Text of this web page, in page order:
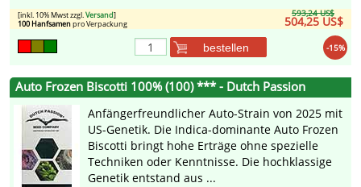
593,24 US$
504,25 US$
[inkl. 10% Mwst zzgl.Versand]
100 Hanfsamenpro Verpackung
-15%
bestellen
Auto Frozen Biscotti 100% (100) *** - Dutch Passion
Anfängerfreundlicher Auto-Strain von 2025 mit
US-Genetik. Die Indica-dominante Auto Frozen
Biscotti bringt hohe Erträge ohne spezielle
Techniken oder Kenntnisse. Die hochklassige
Genetik entstand aus ...